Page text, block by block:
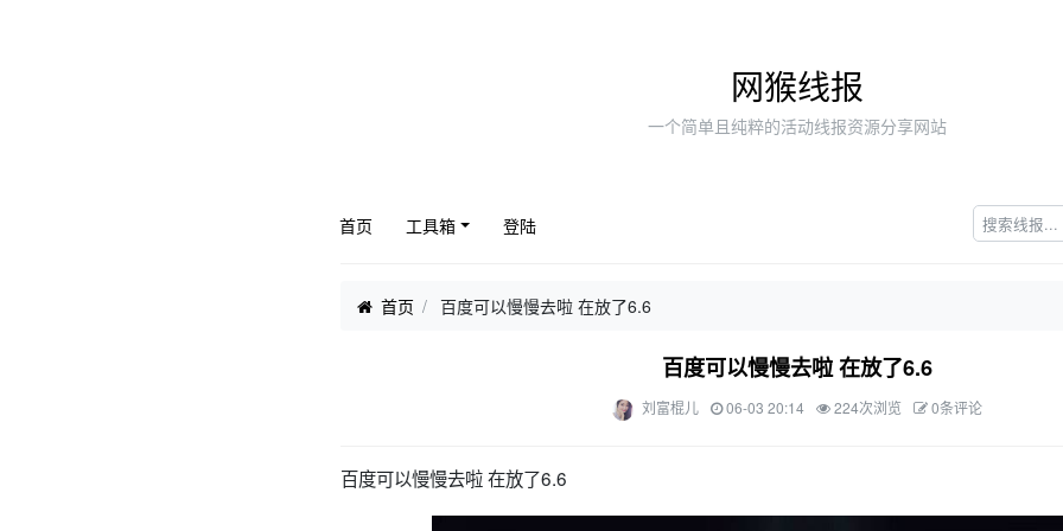
网猴线报
一个简单且纯粹的活动线报资源分享网站
首页 工具箱 登陆
首页 百度可以慢慢去啦 在放了6.6
百度可以慢慢去啦 在放了6.6
刘富棍儿 06-03 20:14 224次浏览 0条评论
百度可以慢慢去啦 在放了6.6